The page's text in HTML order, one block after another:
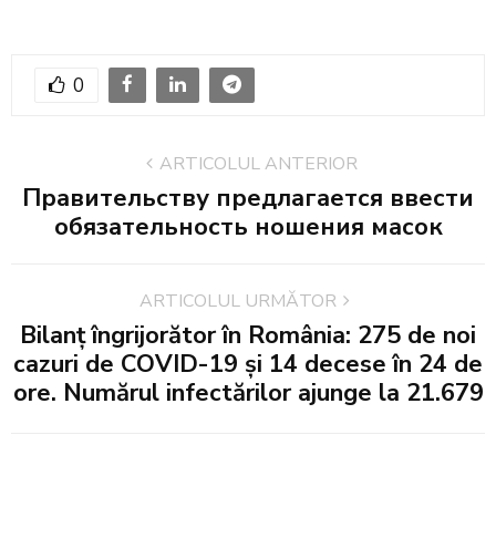
0
ARTICOLUL ANTERIOR
Правительству предлагается ввести
обязательность ношения масок
ARTICOLUL URMĂTOR
Bilanț îngrijorător în România: 275 de noi
cazuri de COVID-19 și 14 decese în 24 de
ore. Numărul infectărilor ajunge la 21.679